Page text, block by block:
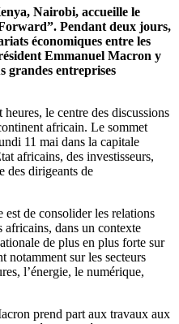
Nairobi, accueille le
Pendant deux jours,
économiques entre les
Emmanuel Macron y
grandes entreprises
le centre des discussions
africain. Le sommet
11 mai dans la capitale
africains, des investisseurs,
des dirigeants de
de consolider les relations
africains, dans un contexte
de plus en plus forte sur
notamment sur les secteurs
l’énergie, le numérique,
prend part aux travaux aux